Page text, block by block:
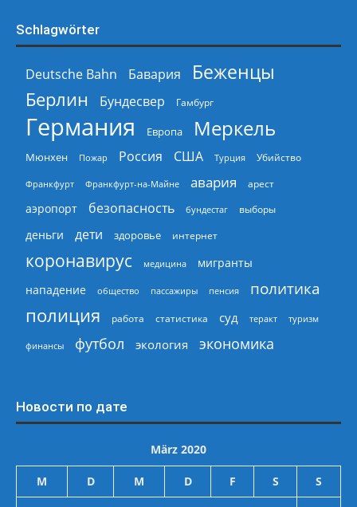
Schlagwörter
Deutsche Bahn Бавария
Беженцы
Берлин
Бундесвер Гамбург
Германия Европа Меркель
Мюнхен Пожар Россия США Турция Убийство
Франкфурт Франкфурт-на-Майне авария арест
аэропорт безопасность бундестаг выборы
деньги дети здоровье интернет
коронавирус медицина
мигранты
нападение
общество пассажиры пенсия политика
полиция работа статистика суд теракт туризм
финансы футбол экология экономика
Новости по дате
März 2020
M D M D F S S